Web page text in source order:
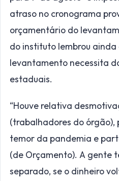
atraso no cronograma
orçamentário do
do instituto lembrou
levantamento necessita
estaduais.
“Houve relativa
(trabalhadores do órgão),
temor da pandemia e
(de Orçamento). A gente
separado, se o dinheiro